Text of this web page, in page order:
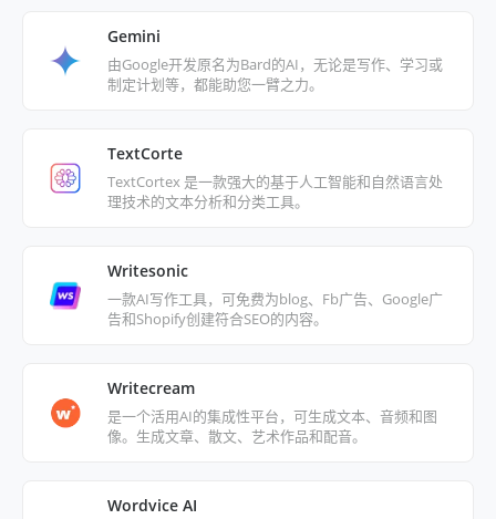
‎Gemini
由Google开发原名为Bard的AI，无论是写作、学习或
制定计划等，都能助您一臂之力。
TextCorte
TextCortex 是一款强大的基于人工智能和自然语言处
理技术的文本分析和分类工具。
Writesonic
一款AI写作工具，可免费为blog、Fb广告、Google广
告和Shopify创建符合SEO的内容。
Writecream
是一个活用AI的集成性平台，可生成文本、音频和图
像。生成文章、散文、艺术作品和配音。
Wordvice AI